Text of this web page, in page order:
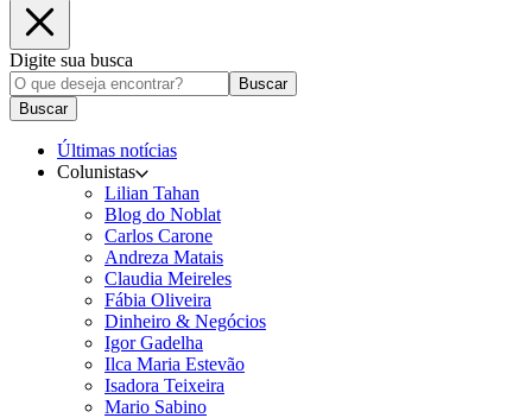
Digite sua busca
Buscar
Buscar
Últimas notícias
Colunistas
Lilian Tahan
Blog do Noblat
Carlos Carone
Andreza Matais
Claudia Meireles
Fábia Oliveira
Dinheiro & Negócios
Igor Gadelha
Ilca Maria Estevão
Isadora Teixeira
Mario Sabino